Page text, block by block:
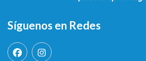
Síguenos en Redes